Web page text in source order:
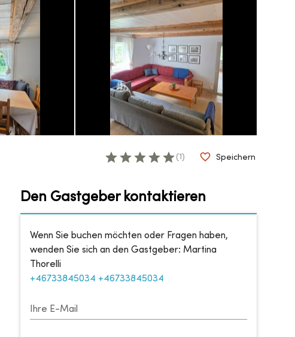
( 1 ) Speichern
Den Gastgeber kontaktieren
Wenn Sie buchen möchten oder Fragen haben,
wenden Sie sich an den Gastgeber: Martina
Thorelli
+46733845034 +46733845034
Ihre E-Mail